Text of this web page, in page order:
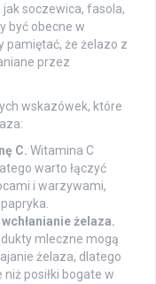
jak soczewica, fasola,
być obecne w
pamiętać, że żelazo z
przez
wskazówek, które
C. Witamina C
warto łączyć
i warzywami,
żelaza.
mleczne mogą
żelaza, dlatego
posiłki bogate w